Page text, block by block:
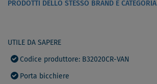
PRODOTTI DELLO STESSO BRAND E CATEGORIA
UTILE DA SAPERE
Codice produttore: B32020CR-VAN
Porta bicchiere